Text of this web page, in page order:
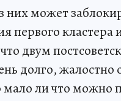
может
первого
двум
долго,
ли что можно